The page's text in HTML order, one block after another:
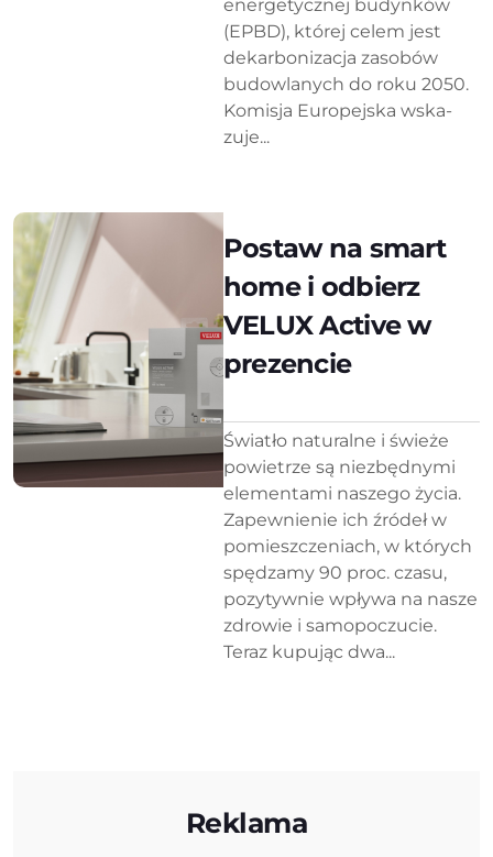
energetycznej budyn­ków
(EPBD), której celem jest
dekarbonizacja zasobów
budowlanych do roku 2050.
Komisja Europejska wska­
zuje...
Postaw na smart
home i odbierz
VELUX Active w
prezencie
Światło naturalne i świeże
powietrze są niezbędnymi
elementami naszego życia.
Zapewnienie ich źródeł w
pomieszczeniach, w których
spędzamy 90 proc. czasu,
pozytywnie wpływa na nasze
zdrowie i samopoczucie.
Teraz kupując dwa...
Reklama